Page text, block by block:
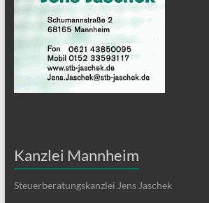
Kanzlei Mannheim
Steuerberatungskanzlei Jens Jaschek